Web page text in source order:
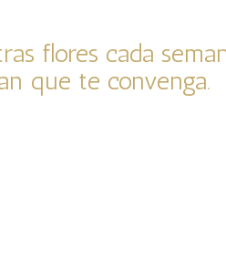
flores cada
que te convenga.